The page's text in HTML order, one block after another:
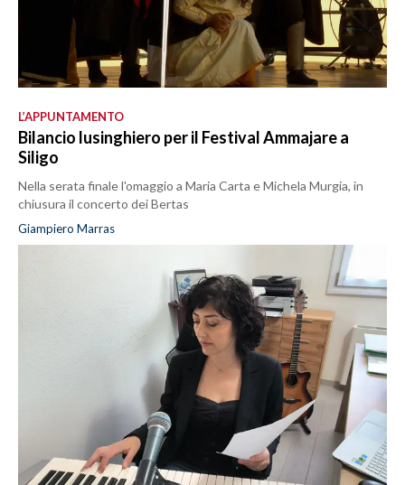
L’APPUNTAMENTO
Bilancio lusinghiero per il Festival Ammajare a
Siligo
Nella serata finale l'omaggio a Maria Carta e Michela Murgia, in
chiusura il concerto dei Bertas
Giampiero Marras